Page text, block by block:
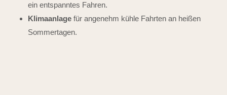
ein entspanntes Fahren.
Klimaanlage für angenehm kühle Fahrten an heißen
Sommertagen.